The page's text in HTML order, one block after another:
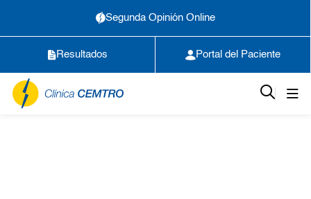
Segunda Opinión Online
Resultados Portal del Paciente